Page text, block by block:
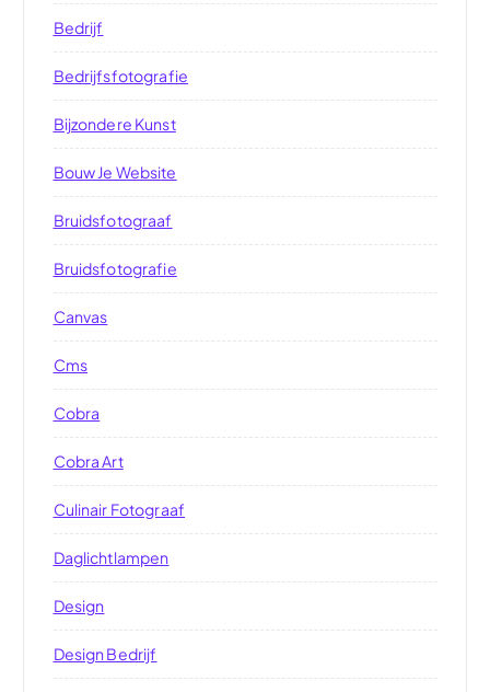
Bedrijf
Bedrijfsfotografie
Bijzondere Kunst
Bouw Je Website
Bruidsfotograaf
Bruidsfotografie
Canvas
Cms
Cobra
Cobra Art
Culinair Fotograaf
Daglichtlampen
Design
Design Bedrijf